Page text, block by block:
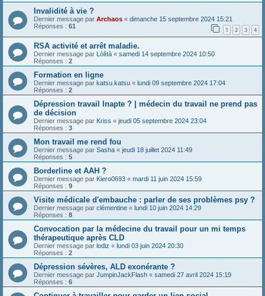
Invalidité à vie ?
Dernier message par Archaos « dimanche 15 septembre 2024 15:21
Réponses : 61 1 2 3 4
RSA activité et arrêt maladie.
Dernier message par Lòlìtà « samedi 14 septembre 2024 10:50
Réponses : 2
Formation en ligne
Dernier message par katsu.katsu « lundi 09 septembre 2024 17:04
Réponses : 2
Dépression travail Inapte ? | médecin du travail ne prend pas
de décision
Dernier message par Kriss « jeudi 05 septembre 2024 23:04
Réponses : 3
Mon travail me rend fou
Dernier message par Sasha « jeudi 18 juillet 2024 11:49
Réponses : 5
Borderline et AAH ?
Dernier message par Kiero0693 « mardi 11 juin 2024 15:59
Réponses : 9
Visite médicale d'embauche : parler de ses problèmes psy ?
Dernier message par clémentine « lundi 10 juin 2024 14:29
Réponses : 8
Convocation par la médecine du travail pour un mi temps
thérapeutique après CLD
Dernier message par lodiz « lundi 03 juin 2024 20:30
Réponses : 2
Dépression sévères, ALD exonérante ?
Dernier message par JumpinJackFlash « samedi 27 avril 2024 15:19
Réponses : 6